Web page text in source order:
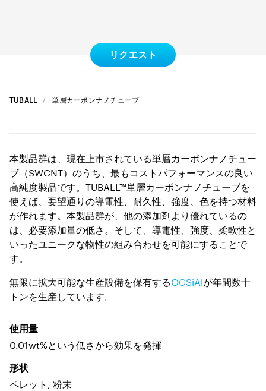
TUBALL 単層カーボンナノチューブ
リクエスト
本製品群は、現在上市されている単層カーボンナノチュー
ブ（SWCNT）のうち、最もコストパフォーマンスの良い
高純度製品です。TUBALL™単層カーボンナノチューブを
使えば、要望通りの導電性、耐久性、強度、色を持つ材料
が作れます。本製品群が、他の添加剤より優れているの
は、必要添加量の低さ。そして、導電性、強度、柔軟性と
いったユニークな物性の組み合わせを可能にすることで
す。
無限に拡大可能な生産設備を保有するOCSiAlが年間数十
トンを生産しています。
使用量
0.01wt%という低さから効果を発揮
形状
ペレット, 粉末